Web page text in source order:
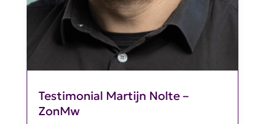
Testimonial Martijn Nolte –
ZonMw